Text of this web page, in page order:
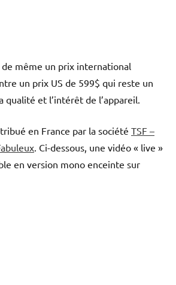
même un prix international
un prix US de 599$ qui reste un
qualité et l’intérêt de l’appareil.
en France par la société TSF –
. Ci-dessous, une vidéo « live »
en version mono enceinte sur